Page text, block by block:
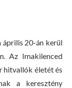
április 20-án kerül
Az Imakilenced
hitvallók életét és
a keresztény